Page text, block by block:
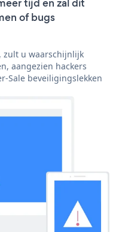
of bugs
u waarschijnlijk
aangezien hackers
Sale beveiligingslekken